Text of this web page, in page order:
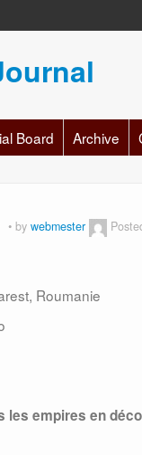
Board Archive
by webmester
Roumanie
les empires en